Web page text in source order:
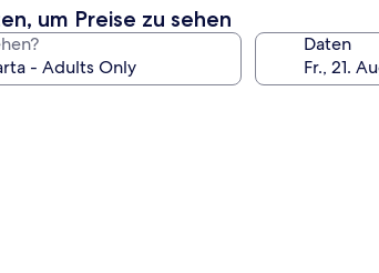
um Preise zu sehen
Daten